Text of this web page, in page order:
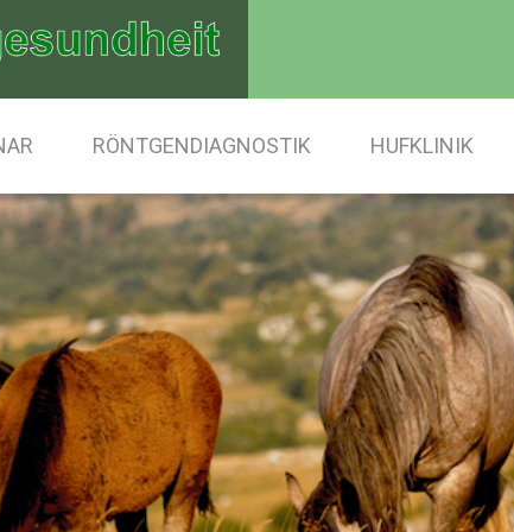
RÖNTGENDIAGNOSTIK HUFKLINIK